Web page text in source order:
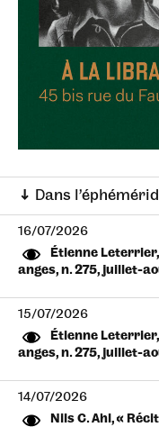
↓ Dans
16/07/2026
Étienne
anges, n. 275, juillet-
15/07/2026
Étienne
anges, n. 275, juillet-
14/07/2026
Nils C. Ahl, «